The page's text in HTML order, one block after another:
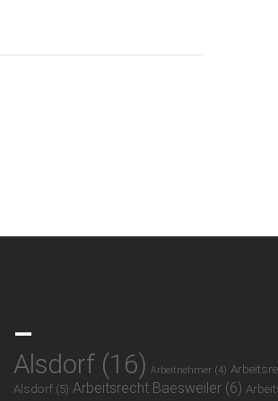
_
Alsdorf (16) Arbeitnehmer (4)
Alsdorf (5) Arbeitsrecht Baesweiler (6)